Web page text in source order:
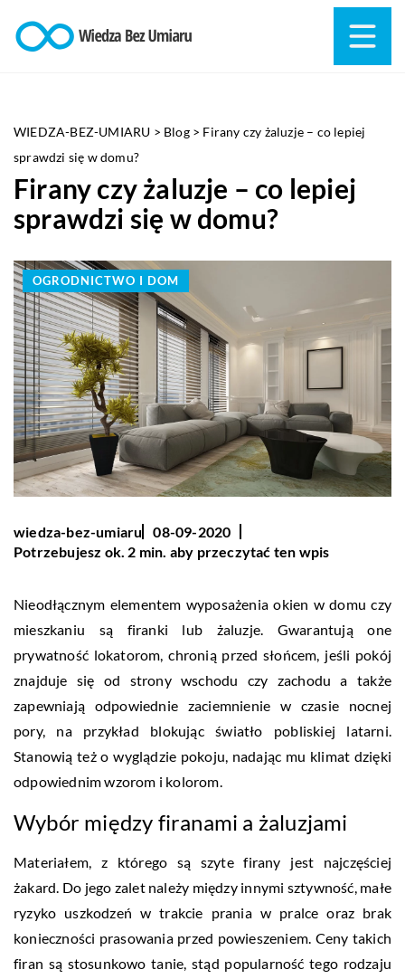
WIEDZA-BEZ-UMIARU > Blog> Firany czy żaluzje – co lepiej
sprawdzi się w domu?
Firany czy żaluzje – co lepiej
sprawdzi się w domu?
OGRODNICTWO I DOM
wiedza-bez-umiaru
08-09-2020
Potrzebujesz ok. 2 min. aby przeczytać ten wpis
Nieodłącznym elementem wyposażenia okien w domu czy
mieszkaniu są firanki lub żaluzje. Gwarantują one
prywatność lokatorom, chronią przed słońcem, jeśli pokój
znajduje się od strony wschodu czy zachodu a także
zapewniają odpowiednie zaciemnienie w czasie nocnej
pory, na przykład blokując światło pobliskiej latarni.
Stanowią też o wyglądzie pokoju, nadając mu klimat dzięki
odpowiednim wzorom i kolorom.
Wybór między firanami a żaluzjami
Materiałem, z którego są szyte firany jest najczęściej
żakard. Do jego zalet należy między innymi sztywność, małe
ryzyko uszkodzeń w trakcie prania w pralce oraz brak
konieczności prasowania przed powieszeniem. Ceny takich
firan są stosunkowo tanie, stąd popularność tego rodzaju